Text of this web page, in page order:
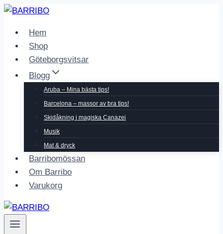
Skip
contentHem
Shop
Göteborgsvitsar
Blogg
Aruba – Mina bästa tips!
Barcelona – massor av bra tips!
Skidåkning i magiska Canazei
Musik
Mat & dryck
Barribomössan
Om Barribo
Varukorg